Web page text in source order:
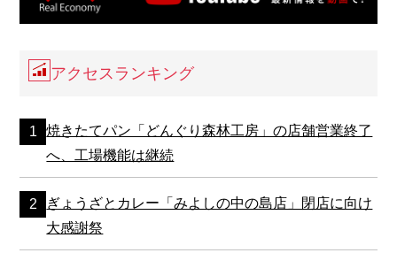
アクセスランキング
焼きたてパン「どんぐり森林工房」の店舗営業終了
へ、工場機能は継続
ぎょうざとカレー「みよしの中の島店」閉店に向け
大感謝祭